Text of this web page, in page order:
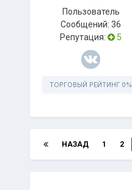
Пользователь
Сообщений:36
Репутация:
5
ТОРГОВЫЙ РЕЙТИНГ 0%
НАЗАД 1 2